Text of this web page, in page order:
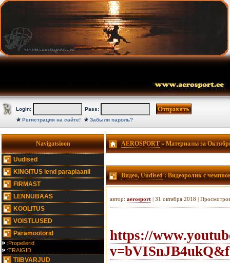
Login:
Pass:
Регистрация на сайте!
Забыли пароль?
Navigatsioon
Uudised
KINGITUS lend paraplaanil
FIRMAST
LENNUBAAS
KOOLITUS
VOISTLUSED
Paramootorid
:Propellerid
:TRAIGID
TIIBVARJUD
AEROSPORT» Материалы за
Видео,Uudised: Видеоролик с
автор: aerosport | 31 октября 2018 |
https://